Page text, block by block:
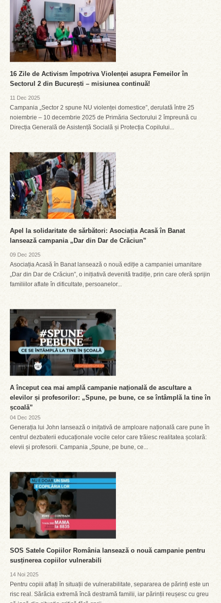
16 Zile de Activism împotriva Violenței asupra Femeilor în
Sectorul 2 din București – misiunea continuă!
11 Dec 2025
Campania „Sector 2 spune NU violenței domestice”, derulată între 25
noiembrie – 10 decembrie 2025 de Primăria Sectorului 2 împreună cu
Direcția Generală de Asistență Socială și Protecția Copilului...
Apel la solidaritate de sărbători: Asociația Acasă în Banat
lansează campania „Dar din Dar de Crăciun”
09 Dec 2025
Asociația Acasă în Banat lansează o nouă ediție a campaniei umanitare
„Dar din Dar de Crăciun”, o inițiativă devenită tradiție, prin care oferă sprijin
familiilor aflate în dificultate, persoanelor...
A început cea mai amplă campanie națională de ascultare a
elevilor și profesorilor: „Spune, pe bune, ce se întâmplă la tine în
școală”
04 Dec 2025
Generația lui John lansează o inițativă de amploare națională care pune în
centrul dezbaterii educaționale vocile celor care trăiesc realitatea școlară:
elevii și profesorii. Campania „Spune, pe bune, ce...
SOS Satele Copiilor România lansează o nouă campanie pentru
susținerea copiilor vulnerabili
14 Noi 2025
Pentru copiii aflați în situații de vulnerabilitate, separarea de părinți este un
risc real. Sărăcia extremă încă destramă familii, iar părinții reușesc cu greu